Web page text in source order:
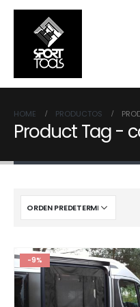
HOME PRODUCTOS
Product Tag -
-9%